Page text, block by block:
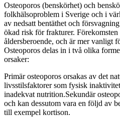
Osteoporos (benskörhet) och
folkhälsoproblem i Sverige och i
av nedsatt bentäthet och
ökad risk för frakturer. Förekomsten
åldersberoende, och är mer vanligt
Osteoporos delas in i två olika
orsaker:
Primär osteoporos orsakas av det
livsstilsfaktorer som fysisk
inadekvat nutrition.Sekundär
och kan dessutom vara en följd av
till exempel kortison.